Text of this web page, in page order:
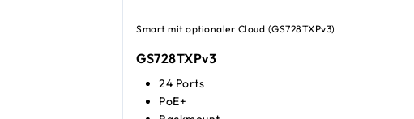
Smart mit optionaler Cloud (GS728TXPv3)
GS728TXPv3
24 Ports
PoE+